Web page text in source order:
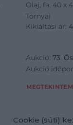
Cookie (süti)
Olaj, fa, 40 x
Tornyai
Kikiáltási ár:
Aukció:73.
Aukció
MEGTEKINTEM